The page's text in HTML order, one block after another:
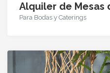
Alquiler de Mesas
Para Bodas y Caterings